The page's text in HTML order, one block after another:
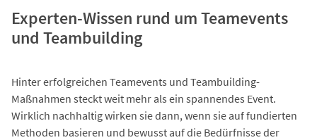
Experten-Wissen rund um Teamevents
und Teambuilding
Hinter erfolgreichen Teamevents und Teambuilding-
Maßnahmen steckt weit mehr als ein spannendes Event.
Wirklich nachhaltig wirken sie dann, wenn sie auf fundierten
Methoden basieren und bewusst auf die Bedürfnisse der